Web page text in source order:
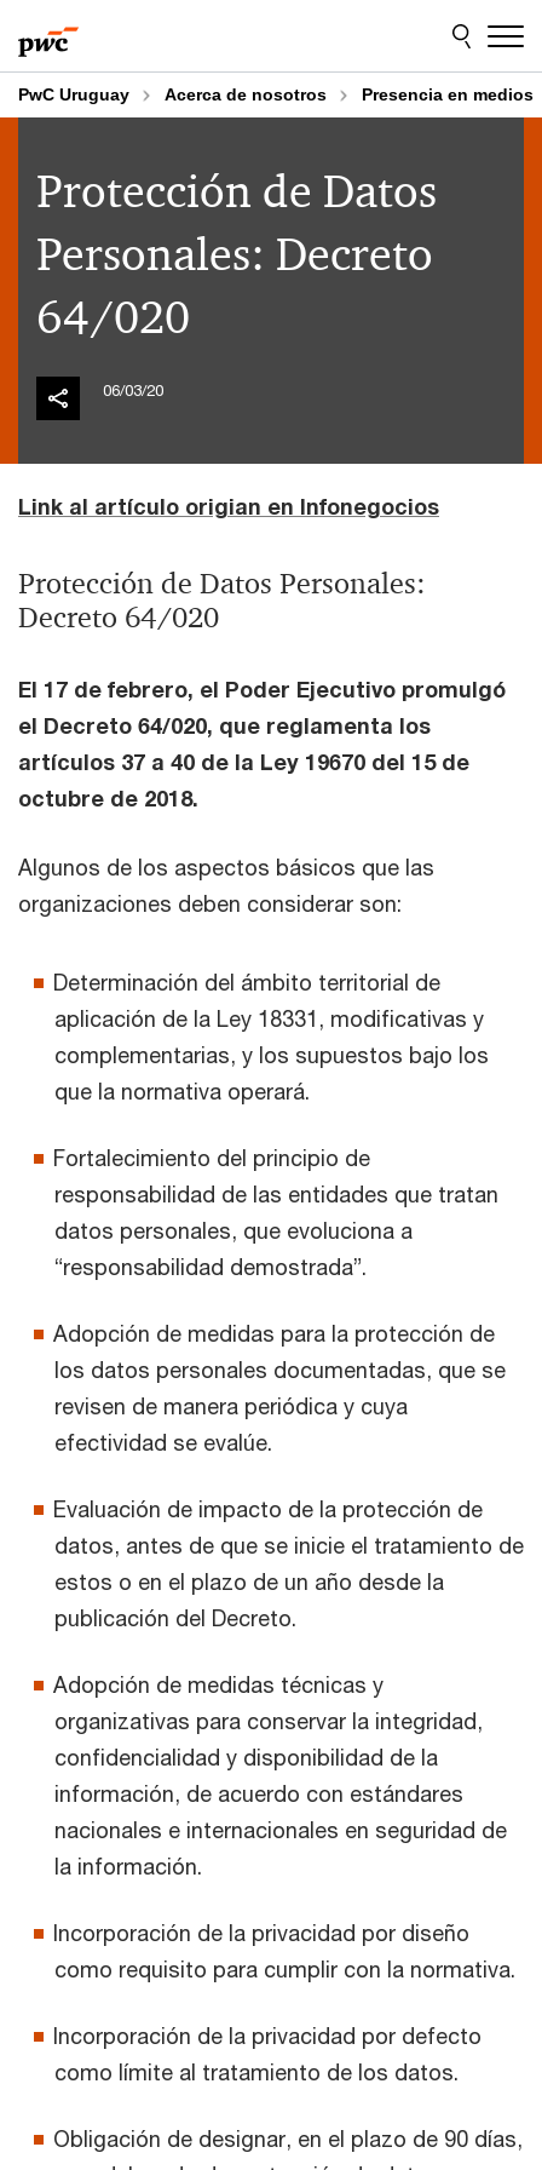
to
content
to
footer
PwC Uruguay Acerca de nosotros Presencia en medios
Protección de Datos
Personales: Decreto
64/020
06/03/20
Link al artículo origian en Infonegocios
Protección de Datos Personales:
Decreto 64/020
El 17 de febrero, el Poder Ejecutivo promulgó
el Decreto 64/020, que reglamenta los
artículos 37 a 40 de la Ley 19670 del 15 de
octubre de 2018.
Algunos de los aspectos básicos que las
organizaciones deben considerar son:
Determinación del ámbito territorial de
aplicación de la Ley 18331, modificativas y
complementarias, y los supuestos bajo los
que la normativa operará.
Fortalecimiento del principio de
responsabilidad de las entidades que tratan
datos personales, que evoluciona a
“responsabilidad demostrada”.
Adopción de medidas para la protección de
los datos personales documentadas, que se
revisen de manera periódica y cuya
efectividad se evalúe.
Evaluación de impacto de la protección de
datos, antes de que se inicie el tratamiento de
estos o en el plazo de un año desde la
publicación del Decreto.
Adopción de medidas técnicas y
organizativas para conservar la integridad,
confidencialidad y disponibilidad de la
información, de acuerdo con estándares
nacionales e internacionales en seguridad de
la información.
Incorporación de la privacidad por diseño
como requisito para cumplir con la normativa.
Incorporación de la privacidad por defecto
como límite al tratamiento de los datos.
Obligación de designar, en el plazo de 90 días,